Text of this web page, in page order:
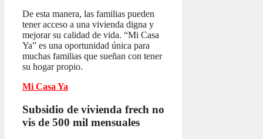
De esta manera, las familias pueden
tener acceso a una vivienda digna y
mejorar su calidad de vida. “Mi Casa
Ya” es una oportunidad única para
muchas familias que sueñan con tener
su hogar propio.
Mi Casa Ya
Subsidio de vivienda frech no
vis de 500 mil mensuales